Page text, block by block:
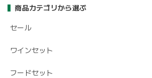
商品カテゴリから選ぶ
セール
ワインセット
フードセット